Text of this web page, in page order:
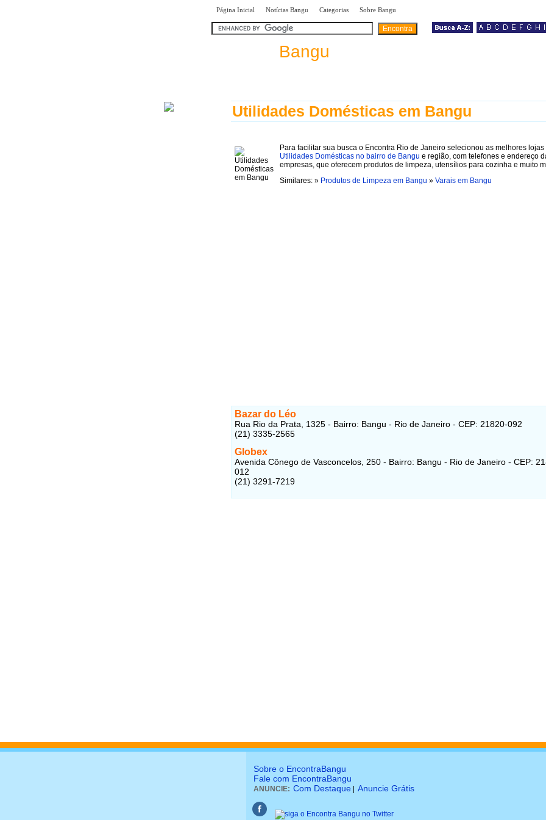
Página Inicial Notícias Bangu Categorias Sobre Bangu
Bangu
Utilidades Domésticas em Bangu
Para facilitar sua busca o Encontra Rio de Janeiro selecionou as melhores lojas
Utilidades Domésticas no bairro de Bangu e região, com telefones e endereço
empresas, que oferecem produtos de limpeza, utensílios para cozinha e muito
Similares: » Produtos de Limpeza em Bangu » Varais em Bangu
Bazar do Léo
Rua Rio da Prata, 1325 - Bairro: Bangu - Rio de Janeiro - CEP: 21820-092
(21) 3335-2565
Globex
Avenida Cônego de Vasconcelos, 250 - Bairro: Bangu - Rio de Janeiro - CEP:
012
(21) 3291-7219
Sobre o EncontraBangu
Fale com EncontraBangu
ANUNCIE: Com Destaque Anuncie Grátis